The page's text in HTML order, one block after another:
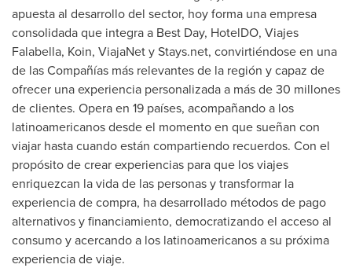
apuesta al desarrollo del sector, hoy forma una empresa
consolidada que integra a Best Day, HotelDO, Viajes
Falabella, Koin, ViajaNet y Stays.net, convirtiéndose en una
de las Compañías más relevantes de la región y capaz de
ofrecer una experiencia personalizada a más de 30 millones
de clientes. Opera en 19 países, acompañando a los
latinoamericanos desde el momento en que sueñan con
viajar hasta cuando están compartiendo recuerdos. Con el
propósito de crear experiencias para que los viajes
enriquezcan la vida de las personas y transformar la
experiencia de compra, ha desarrollado métodos de pago
alternativos y financiamiento, democratizando el acceso al
consumo y acercando a los latinoamericanos a su próxima
experiencia de viaje.